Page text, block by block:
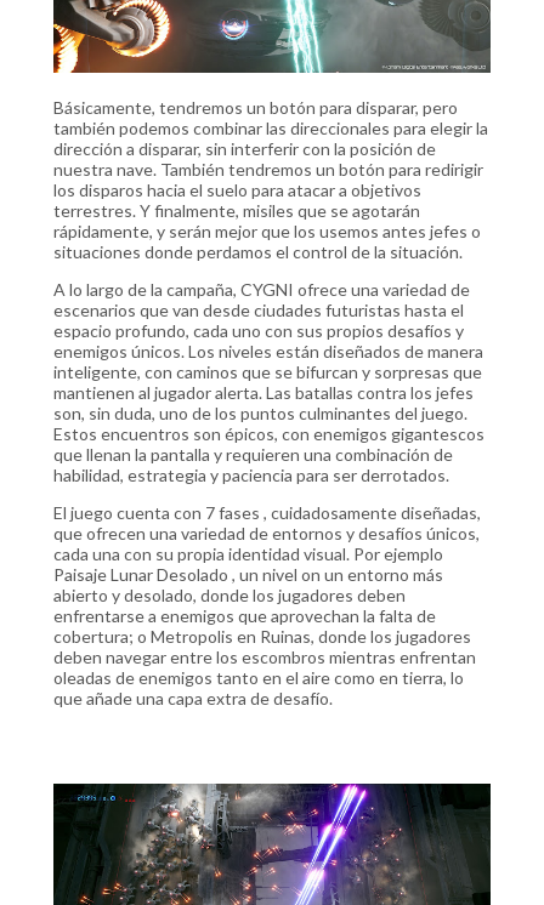
Básicamente, tendremos un botón para disparar, pero
también podemos combinar las direccionales para elegir la
dirección a disparar, sin interferir con la posición de
nuestra nave. También tendremos un botón para redirigir
los disparos hacia el suelo para atacar a objetivos
terrestres. Y finalmente, misiles que se agotarán
rápidamente, y serán mejor que los usemos antes jefes o
situaciones donde perdamos el control de la situación.
A lo largo de la campaña, CYGNI ofrece una variedad de
escenarios que van desde ciudades futuristas hasta el
espacio profundo, cada uno con sus propios desafíos y
enemigos únicos. Los niveles están diseñados de manera
inteligente, con caminos que se bifurcan y sorpresas que
mantienen al jugador alerta. Las batallas contra los jefes
son, sin duda, uno de los puntos culminantes del juego.
Estos encuentros son épicos, con enemigos gigantescos
que llenan la pantalla y requieren una combinación de
habilidad, estrategia y paciencia para ser derrotados.
El juego cuenta con 7 fases , cuidadosamente diseñadas,
que ofrecen una variedad de entornos y desafíos únicos,
cada una con su propia identidad visual. Por ejemplo
Paisaje Lunar Desolado , un nivel on un entorno más
abierto y desolado, donde los jugadores deben
enfrentarse a enemigos que aprovechan la falta de
cobertura; o Metropolis en Ruinas, donde los jugadores
deben navegar entre los escombros mientras enfrentan
oleadas de enemigos tanto en el aire como en tierra, lo
que añade una capa extra de desafío.